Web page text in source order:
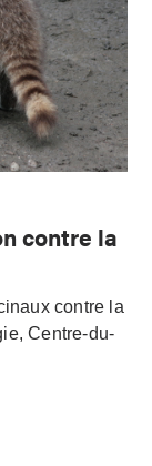
contre la
contre la
Centre-du-